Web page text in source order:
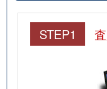
STEP1